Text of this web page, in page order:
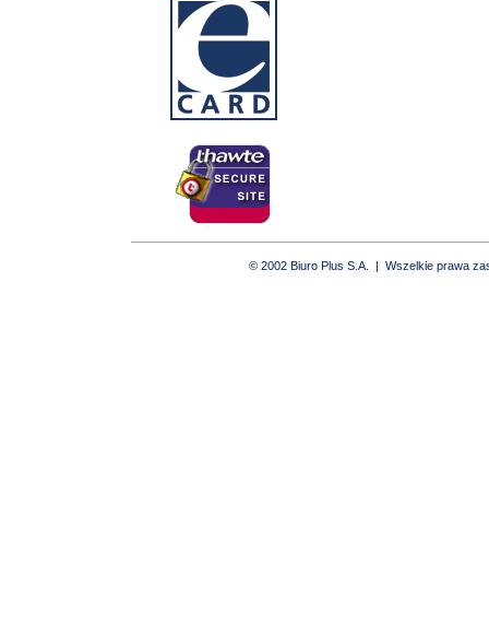
© 2002 Biuro Plus S.A. | Wszelkie prawa